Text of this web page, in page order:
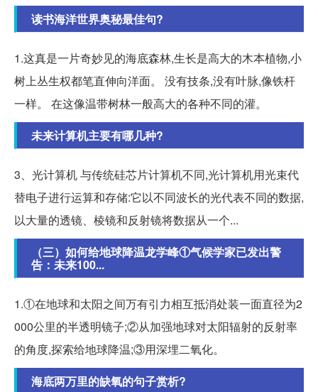
读书海洋世界奥秘最佳句?
1.这真是一片奇妙见的海底森林,生长是高大的木本植物,小
树上丛生权都笔直伸向洋面。 没有技条,没有叶脉,像铁杆
一样。 在这像温带树林一般高大的各种不同的灌。
未来计算机主要有哪几种?
3、光计算机 与传统硅芯片计算机不同,光计算机用光束代
替电子进行运算和存储:它以不同波长的光代表不同的数据,
以大量的透镜、棱镜和反射镜将数据从一个...
（三）如何给地球降温龙学峰①气候学家已发出警
告：未来100...
1.①在地球和太阳之间万有引力相互抵消处装一面直径为2
000公里的半透明镜子;②从加强地球对太阳辐射的反射率
的角度,探索给地球降温;③用深埋二氧化。
海底两万里的缺氧的句子赏析?